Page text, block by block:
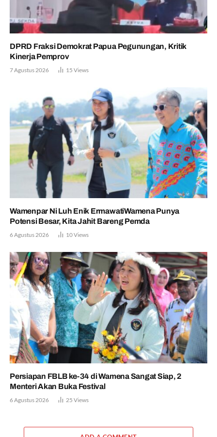
DPRD Fraksi Demokrat Papua Pegunungan, Kritik
Kinerja Pemprov
7 Agustus 2026 15 Views
Wamenpar Ni Luh Enik ErmawatiWamena Punya
Potensi Besar, Kita Jahit Bareng Pemda
6 Agustus 2026 10Views
Persiapan FBLB ke-34 di Wamena Sangat Siap, 2
Menteri Akan Buka Festival
6 Agustus 2026 25 Views